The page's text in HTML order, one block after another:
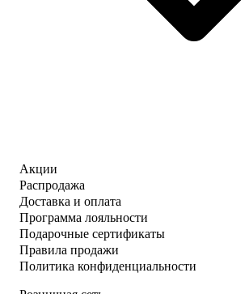
Акции
Распродажа
Доставка и оплата
Программа лояльности
Подарочные сертификаты
Правила продажи
Политика конфиденциальности